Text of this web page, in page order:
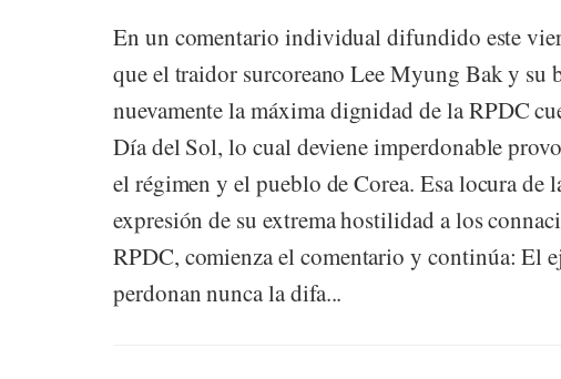
En un comentario individual difundido este
que el traidor surcoreano Lee Myung Bak y su
nuevamente la máxima dignidad de la RPDC
Día del Sol, lo cual deviene imperdonable
el régimen y el pueblo de Corea. Esa locura de
expresión de su extrema hostilidad a los
RPDC, comienza el comentario y continúa: El
perdonan nunca la difa...